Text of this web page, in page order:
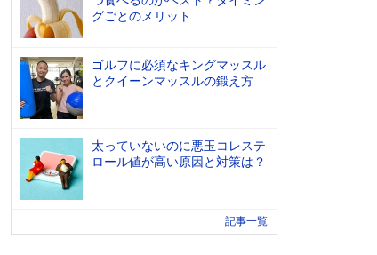
グごとのメリット
ゴルフに必須なキングマッスル
とクイーンマッスルの鍛え方
太っていないのに悪玉コレステ
ロール値が高い原因と対策は？
記事一覧